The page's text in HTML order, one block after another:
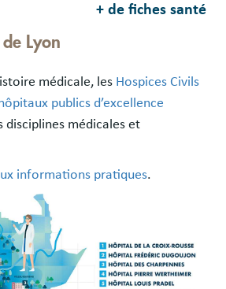
+ de fiches santé
Lyon
médicale, les Hospices Civils
publics d’excellence
disciplines médicales et
informations pratiques.